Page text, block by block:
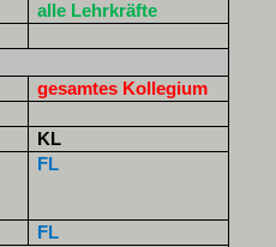
alle Lehrkräfte
gesamtes Kollegium
KL
FL
FL